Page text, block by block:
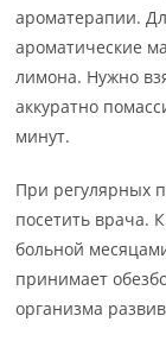
ароматерапии.
ароматические
лимона. Нужно
аккуратно
минут.
При регулярных
посетить врача.
больной
принимает
организма